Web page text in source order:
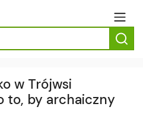
w Trójwsi
to, by archaiczny